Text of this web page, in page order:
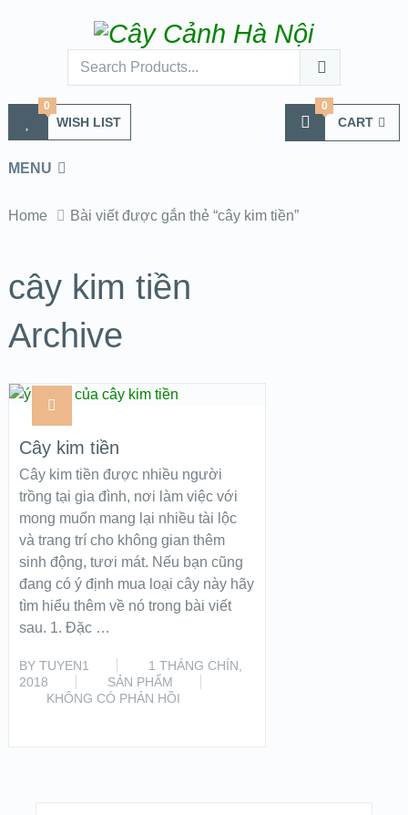
WISH LIST
0
CART
0
MENU
Home Bài viết được gắn thẻ “cây kim tiền”
cây kim tiền
Archive
Cây kim tiền
Cây kim tiền được nhiều người
trồng tại gia đình, nơi làm việc với
mong muốn mang lại nhiều tài lộc
và trang trí cho không gian thêm
sinh động, tươi mát. Nếu bạn cũng
đang có ý định mua loại cây này hãy
tìm hiểu thêm về nó trong bài viết
sau. 1. Đặc …
BY TUYEN1
1 THÁNG CHÍN,
2018
SẢN PHẨM
KHÔNG CÓ PHẢN HỒI